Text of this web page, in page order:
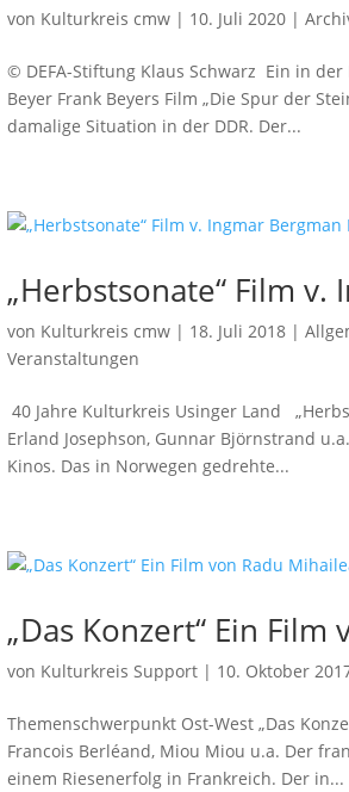
von Kulturkreis cmw | 10. Juli 2020 |
© DEFA-Stiftung Klaus Schwarz Ein in
Beyer Frank Beyers Film „Die Spur der
damalige Situation in der DDR. Der...
„Herbstsonate“ Film
von Kulturkreis cmw | 18. Juli 2018 |
Veranstaltungen
40 Jahre Kulturkreis Usinger Land
Erland Josephson, Gunnar Björnstrand
Kinos. Das in Norwegen gedrehte...
„Das Konzert“ Ein
von Kulturkreis Support | 10. Oktober
Themenschwerpunkt Ost-West „Das
Francois Berléand, Miou Miou u.a. Der
einem Riesenerfolg in Frankreich. Der in...